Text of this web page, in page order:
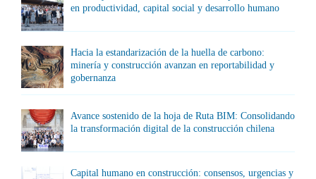
en productividad, capital social y desarrollo humano
Hacia la estandarización de la huella de carbono:
minería y construcción avanzan en reportabilidad y
gobernanza
Avance sostenido de la hoja de Ruta BIM: Consolidando
la transformación digital de la construcción chilena
Capital humano en construcción: consensos, urgencias y